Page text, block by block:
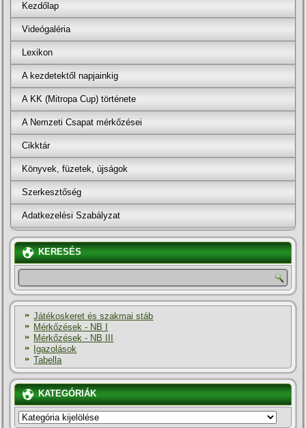
Kezdőlap
Videógaléria
Lexikon
A kezdetektől napjainkig
A KK (Mitropa Cup) története
A Nemzeti Csapat mérkőzései
Cikktár
Könyvek, füzetek, újságok
Szerkesztőség
Adatkezelési Szabályzat
KERESÉS
Játékoskeret és szakmai stáb
Mérkőzések - NB I
Mérkőzések - NB III
Igazolások
Tabella
KATEGÓRIÁK
KATEGÓRIÁK